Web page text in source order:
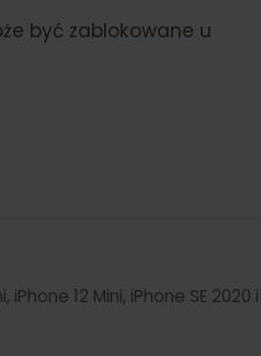
może być zablokowane u